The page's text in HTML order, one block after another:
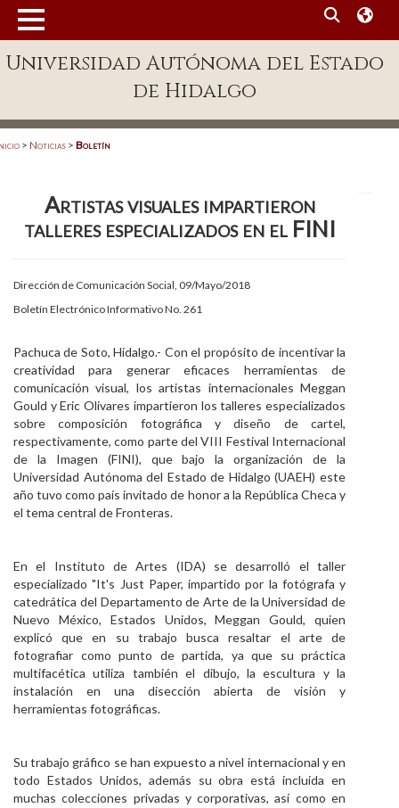
Enlaces
Patronato
Publicaciones en línea
Acreditación Internacional
Alumnado
Aspirantes
Personal
Alumni
Visitantes
Universidad Autónoma del Estado
de Hidalgo
> Noticias > Boletín
Artistas visuales impartieron
talleres especializados en el FINI
Dirección de Comunicación Social, 09/Mayo/2018
Boletín Electrónico Informativo No. 261
Pachuca de Soto, Hidalgo.- Con el propósito de incentivar la
creatividad para generar eficaces herramientas de
comunicación visual, los artistas internacionales Meggan
Gould y Eric Olivares impartieron los talleres especializados
sobre composición fotográfica y diseño de cartel,
respectivamente, como parte del VIII Festival Internacional
de la Imagen (FINI), que bajo la organización de la
Universidad Autónoma del Estado de Hidalgo (UAEH) este
año tuvo como país invitado de honor a la República Checa y
el tema central de Fronteras.
En el Instituto de Artes (IDA) se desarrolló el taller
especializado "It's Just Paper, impartido por la fotógrafa y
catedrática del Departamento de Arte de la Universidad de
Nuevo México, Estados Unidos, Meggan Gould, quien
explicó que en su trabajo busca resaltar el arte de
fotografiar como punto de partida, ya que su práctica
multifacética utiliza también el dibujo, la escultura y la
instalación en una disección abierta de visión y
herramientas fotográficas.
Su trabajo gráfico se han expuesto a nivel internacional y en
todo Estados Unidos, además su obra está incluida en
muchas colecciones privadas y corporativas, así como en